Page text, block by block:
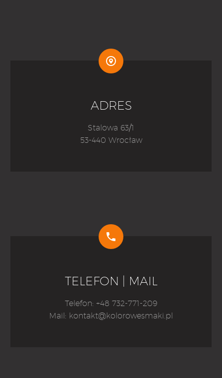


ADRES
Stalowa 63/1
53-440 Wrocław


TELEFON | MAIL
Telefon: +48 732-771-209
Mail: kontakt@kolorowesmaki.pl